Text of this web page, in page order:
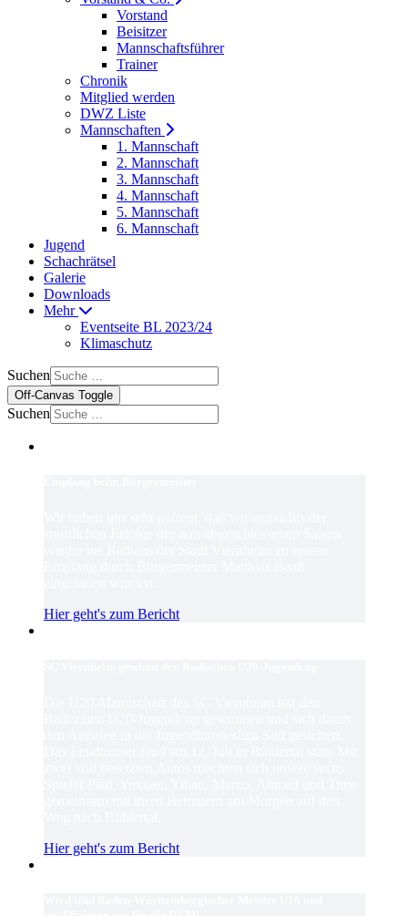
Vorstand
Beisitzer
Mannschaftsführer
Trainer
Chronik
Mitglied werden
DWZ Liste
Mannschaften
1. Mannschaft
2. Mannschaft
3. Mannschaft
4. Mannschaft
5. Mannschaft
6. Mannschaft
Jugend
Schachrätsel
Galerie
Downloads
Mehr
Eventseite BL 2023/24
Klimaschutz
Suchen
Off-Canvas Toggle
Suchen
Hier geht's zum Bericht
Hier geht's zum Bericht